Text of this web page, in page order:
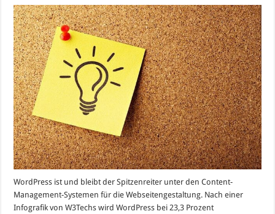
ein
CMS
ist
so
erfolgreich
wie
WordPress
WordPress ist und bleibt der Spitzenreiter unter den Content-
Management-Systemen für die Webseitengestaltung. Nach einer
Infografik von W3Techs wird WordPress bei 23,3 Prozent